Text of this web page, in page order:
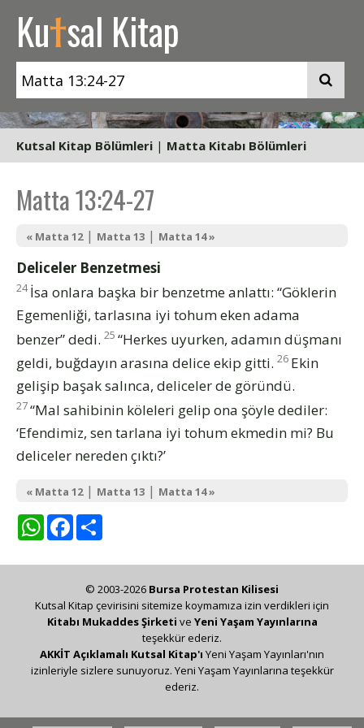
Kutsal Kitap
Kutsal Kitap Bölümleri | Matta Kitabı Bölümleri
Matta 13:24-27
« Matta 12| Matta 13 | Matta 14 »
Deliceler Benzetmesi
24 İsa onlara başka bir benzetme anlattı: “Göklerin
Egemenliği, tarlasına iyi tohum eken adama
benzer” dedi. 25 “Herkes uyurken, adamın düşmanı
geldi, buğdayın arasına delice ekip gitti. 26 Ekin
gelişip başak salınca, deliceler de göründü.
27“Mal sahibinin köleleri gelip ona şöyle dediler:
‘Efendimiz, sen tarlana iyi tohum ekmedin mi? Bu
deliceler nereden çıktı?’
« Matta 12| Matta 13 | Matta 14 »
WhatsAppFacebook
© 2003-2026 Bursa Protestan Kilisesi
Kutsal Kitap çevirisini sitemize koymamıza izin verdikleri için
Kitabı Mukaddes Şirketi ve Yeni Yaşam Yayınlarına
teşekkür ederiz.
AKKİT Açıklamalı Kutsal Kitap'ı Yeni Yaşam Yayınları'nın
izinleriyle sizlere sunuyoruz. Yeni Yaşam Yayınlarına teşekkür
ederiz.